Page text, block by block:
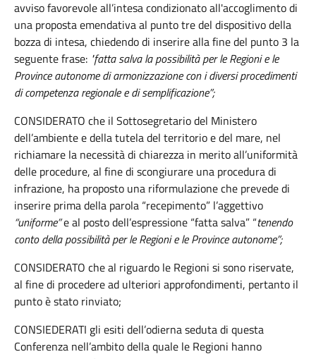
avviso favorevole all’intesa condizionato all'accoglimento di
una proposta emendativa al punto tre del dispositivo della
bozza di intesa, chiedendo di inserire alla fine del punto 3 la
seguente frase: "fatta salva la possibilità per le Regioni e le
Province autonome di armonizzazione con i diversi procedimenti
di competenza regionale e di semplificazione”;
CONSIDERATO che il Sottosegretario del Ministero
dell’ambiente e della tutela del territorio e del mare, nel
richiamare la necessità di chiarezza in merito all’uniformità
delle procedure, al fine di scongiurare una procedura di
infrazione, ha proposto una riformulazione che prevede di
inserire prima della parola “recepimento” l’aggettivo
“uniforme”e al posto dell’espressione “fatta salva” “tenendo
conto della possibilità per le Regioni e le Province autonome”;
CONSIDERATO che al riguardo le Regioni si sono riservate,
al fine di procedere ad ulteriori approfondimenti, pertanto il
punto è stato rinviato;
CONSIEDERATI gli esiti dell’odierna seduta di questa
Conferenza nell’ambito della quale le Regioni hanno